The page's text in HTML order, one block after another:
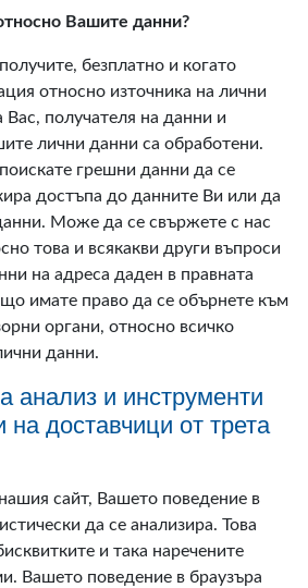
Вашите данни?
безплатно и когато
относно източника на лични
Вас, получателя на данни и
лични данни са обработени.
грешни данни да се
достъпа до данните Ви или да
Може да се свържете с нас
това и всякакви други въпроси
на адреса даден в правната
имате право да се обърнете към
органи, относно всичко
данни.
анализ и инструменти
доставчици от трета
сайт, Вашето поведение в
да се анализира. Това
и така наречените
Вашето поведение в браузъра